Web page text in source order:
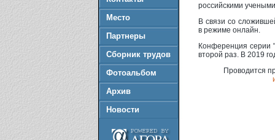
Место
Партнеры
Сборник трудов
Фотоальбом
Архив
Новости
российскими
В связи со
в режиме онлайн.
Конференция серии
второй раз. В 2019
Проводится